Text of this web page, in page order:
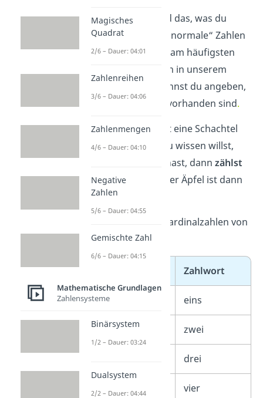
Kardinalzahlen
sind das, was du
wahrscheinlich als „normale“ Zahlen
kennst. Sie sind die am häufigsten
verwendeten Zahlen in unserem
Alltag. Mit ihnen kannst du angeben,
wie vielvon etwas vorhanden sind.
Stell dir vor, du hast eine Schachtel
mit Äpfeln. Wenn du wissen willst,
du hast, dann zählst
du sie. Die Anzahl der Äpfel ist dann
die Kardinalzahl.
Hier siehst du die Kardinalzahlen von
1 bis 10:
Zahlwort
1 eins
2 zwei
drei
4 vier
Magisches
Quadrat
2/6 – Dauer: 04:01
Zahlenreihen
3/6 – Dauer: 04:06
Zahlenmengen
4/6 – Dauer: 04:10
Negative
Zahlen
5/6 – Dauer: 04:55
Gemischte Zahl
6/6 – Dauer: 04:15
Mathematische Grundlagen
Zahlensysteme
Binärsystem
1/2 – Dauer: 03:24
Dualsystem
2/2 – Dauer: 04:44